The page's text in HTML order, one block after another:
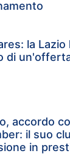
la
di
accordo
il suo
in